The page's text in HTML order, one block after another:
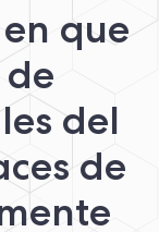
que
del
de